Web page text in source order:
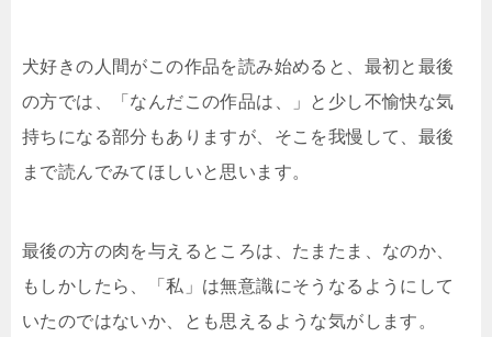
犬好きの人間がこの作品を読み始めると、最初と最後
の方では、「なんだこの作品は、」と少し不愉快な気
持ちになる部分もありますが、そこを我慢して、最後
まで読んでみてほしいと思います。
最後の方の肉を与えるところは、たまたま、なのか、
もしかしたら、「私」は無意識にそうなるようにして
いたのではないか、とも思えるような気がします。